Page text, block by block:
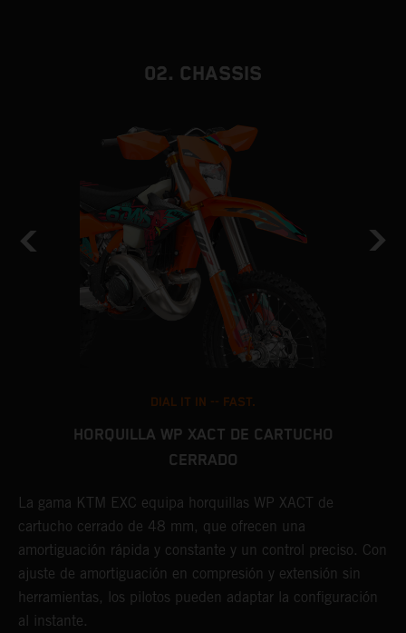
02. CHASSIS
DIAL IT IN -- FAST.
HORQUILLA WP XACT DE CARTUCHO
CERRADO
La gama KTM EXC equipa horquillas WP XACT de
cartucho cerrado de 48 mm, que ofrecen una
amortiguación rápida y constante y un control preciso. Con
ajuste de amortiguación en compresión y extensión sin
herramientas, los pilotos pueden adaptar la configuración
al instante.